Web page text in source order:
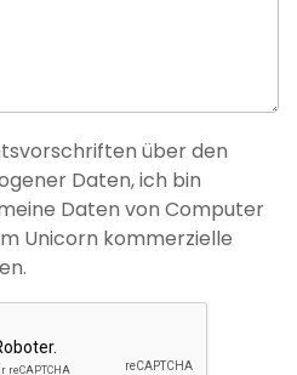
über den
Daten, ich bin
Daten von Computer
Unicorn kommerzielle